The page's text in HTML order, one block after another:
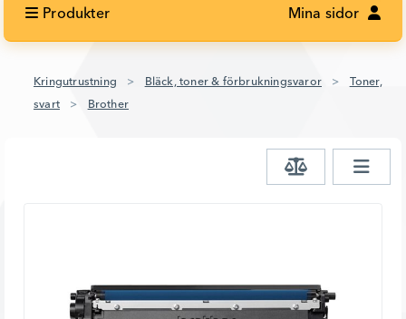
Produkter Mina sidor
Kringutrustning Bläck, toner & förbrukningsvaror
Toner,
svart
Brother